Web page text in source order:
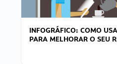
INFOGRÁFICO: COMO
PARA MELHORAR O SEU